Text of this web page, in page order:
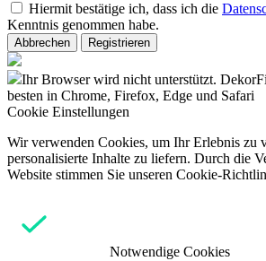
Hiermit bestätige ich, dass ich die
Kenntnis genommen habe.
Abbrechen Registrieren
Ihr Browser wird nicht unterstützt.
besten in Chrome, Firefox, Edge und Safari
Cookie Einstellungen
Wir verwenden Cookies, um Ihr Erlebnis zu
personalisierte Inhalte zu liefern. Durch die
Website stimmen Sie unseren Cookie-
Notwendige Cookies